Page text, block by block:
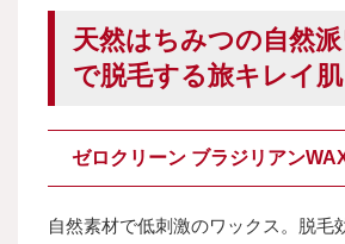
天然はちみつの自然
で脱毛する旅キレイ肌
ゼロクリーン ブラジリアン
自然素材で低刺激のワックス。脱毛